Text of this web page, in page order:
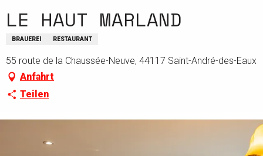
LE HAUT MARLAND
BRAUEREI RESTAURANT
55 route de la Chaussée-Neuve, 44117 Saint-André-des-Eaux
Anfahrt
Teilen